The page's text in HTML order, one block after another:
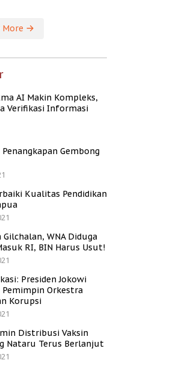
More
AI Makin Kompleks,
Verifikasi Informasi
Gembong
Kualitas Pendidikan
Gilchalan, WNA Diduga
RI, BIN Harus Usut!
Presiden Jokowi
Pemimpin Orkestra
Korupsi
Distribusi Vaksin
Nataru Terus Berlanjut